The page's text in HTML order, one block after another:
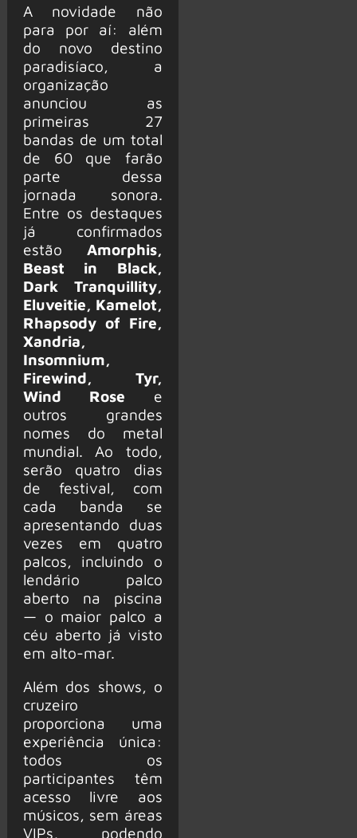
A novidade não
para por aí: além
do novo destino
paradisíaco, a
organização
anunciou as
primeiras 27
bandas de um total
de 60 que farão
parte dessa
jornada sonora.
Entre os destaques
já confirmados
estão Amorphis,
Beast in Black,
Dark Tranquillity,
Eluveitie, Kamelot,
Rhapsody of Fire,
Xandria,
Insomnium,
Firewind, Tyr,
Wind Rose e
outros grandes
nomes do metal
mundial. Ao todo,
serão quatro dias
de festival, com
cada banda se
apresentando duas
vezes em quatro
palcos, incluindo o
lendário palco
aberto na piscina
— o maior palco a
céu aberto já visto
em alto-mar.
Além dos shows, o
cruzeiro
proporciona uma
experiência única:
todos os
participantes têm
acesso livre aos
músicos, sem áreas
VIPs, podendo